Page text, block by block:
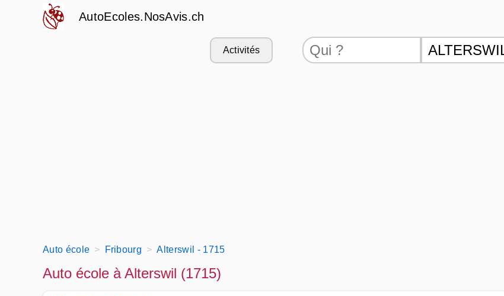
AutoEcoles.NosAvis.ch
Activités
Auto école Fribourg Alterswil - 1715
Auto école à Alterswil (1715)